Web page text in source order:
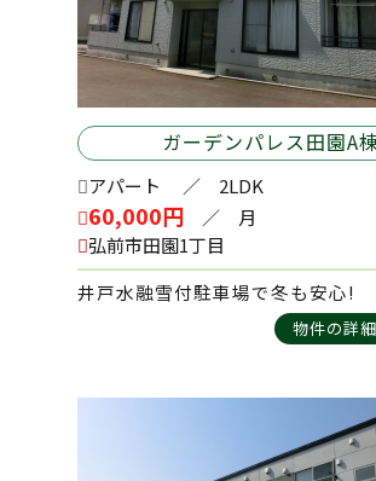
2024-02-26
3月営業日のお知らせ
3日を除き休まず営業いたしま
日曜・祝日営業時間：10：00
2023-12-12
年末年始休業のお知らせ
誠に勝手ながら12月29日12:00
で休業させていただきます。
休業中のお問い合わせにつきま
月5日より順次対応させていただ
2026-06-05
メゾンウ・ララ 103号室
2026-06-05
コーポジュン 103号室
2026-06-01
外崎住宅 A棟
価格見直ししました。
2025-07-07
城東2丁目 売地
2025-07-07
川先2丁目 売地
2025-06-06
栄町3丁目中古住宅 価格見直し
ガーデンパレス田園A
アパート ／ 2LDK
60,000円 ／ 月
弘前市田園1丁目
井戸水融雪付駐車場で冬も安心!
物件の詳